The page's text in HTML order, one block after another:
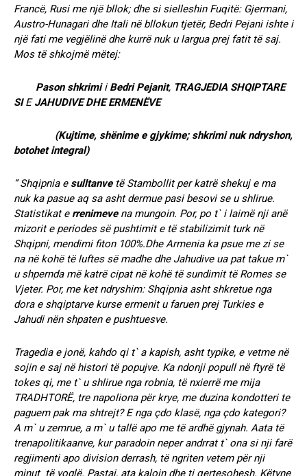
Francë, Rusi me një bllok; dhe si sielleshin Fuqitë: Gjermani,
Austro-Hunagari dhe Itali në bllokun tjetër, Bedri Pejani ishte i
një fati me vegjëlinë dhe kurrë nuk u largua prej fatit të saj.
Mos të shkojmë mëtej:
Pason shkrimii Bedri Pejanit, TRAGJEDIA SHQIPTARE
SIEJAHUDIVE DHE ERMENËVE
(Kujtime, shënime e gjykime; shkrimi nuk ndryshon,
botohet integral)
“ Shqipnia e sulltanvetë Stambollit per katrë shekuj e ma
nuk ka pasue aq sa asht dermue pasi besovi se u shlirue.
Statistikat e rrenimevena mungoin. Por, po t` i laimë nji anë
mizorit e periodes së pushtimit e të stabilizimit turk në
Shqipni, mendimi fiton 100%.Dhe Armenia ka psue me zi se
na në kohë të luftes së madhe dhe Jahudive ua pat takue m`
u shpernda më katrë cipat në kohë të sundimit të Romes se
Vjeter. Por, me ket ndryshim: Shqipnia asht shkretue nga
dora e shqiptarve kurse ermenit u faruen prej Turkies e
Jahudi nën shpaten e pushtuesve.
Tragedia e jonë, kahdo qi t` a kapish, asht typike, e vetme në
sojin e saj në histori të popujve. Ka ndonji popull në ftyrë të
tokes qi, me t` u shlirue nga robnia, të nxierrë me mija
TRADHTORË, tre napoliona për krye, me duzina kondotteri te
paguem pak ma shtrejt? E nga çdo klasë, nga çdo kategori?
A m` u zemrue, a m` u tallë apo me të ardhë gjynah. Aata të
trenapolitikaanve, kur paradoin neper andrrat t` ona si nji farë
regjimenti apo division derrash, të ngriten vetem për nji
minut të voglë. Pastaj, ata kaloin dhe ti qertesohesh. Këtyne